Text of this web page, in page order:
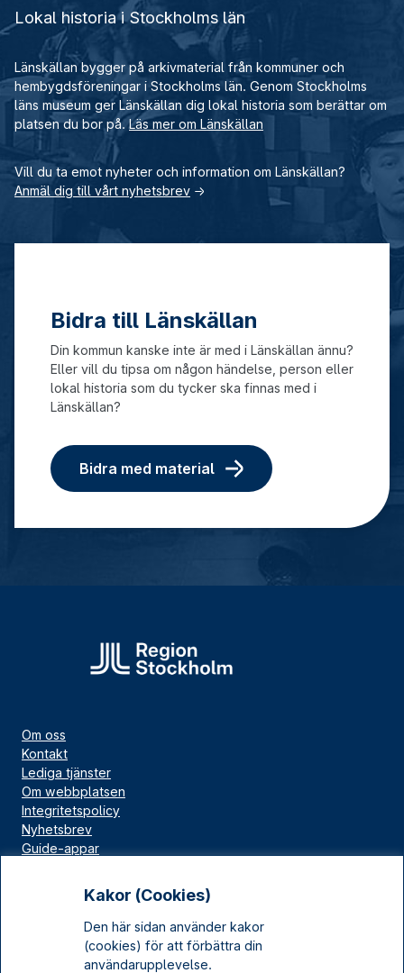
Kakor (Cookies)
Den här sidan använder kakor
(cookies) för att förbättra din
användarupplevelse.
Lokal historia i Stockholms län
Länskällan bygger på arkivmaterial från kommuner och
hembygdsföreningar i Stockholms län. Genom Stockholms
läns museum ger Länskällan dig lokal historia som berättar om
platsen du bor på.Läs mer om Länskällan
Vill du ta emot nyheter och information om Länskällan?
Anmäl dig till vårt nyhetsbrev →
Bidra till Länskällan
Din kommun kanske inte är med i Länskällan ännu?
Eller vill du tipsa om någon händelse, person eller
lokal historia som du tycker ska finnas med i
Länskällan?
Bidra med material
Om oss
Kontakt
Lediga tjänster
Om webbplatsen
Integritetspolicy
Nyhetsbrev
Guide-appar
Kulturarv Stockholm
Sociala medier